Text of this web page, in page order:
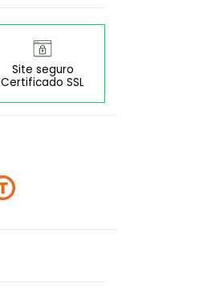
Site seguro
Certificado SSL